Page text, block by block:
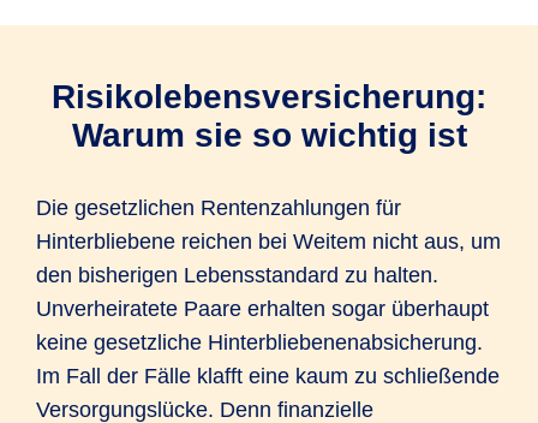
Risikolebensversicherung:
Warum sie so wichtig ist
Die gesetzlichen Rentenzahlungen für
Hinterbliebene reichen bei Weitem nicht aus, um
den bisherigen Lebensstandard zu halten.
Unverheiratete Paare erhalten sogar überhaupt
keine gesetzliche Hinterbliebenenabsicherung.
Im Fall der Fälle klafft eine kaum zu schließende
Versorgungslücke. Denn finanzielle